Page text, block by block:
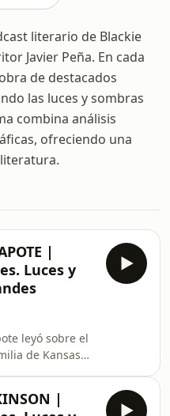
literario de Blackie
Javier Peña. En cada
de destacados
las luces y sombras
combina análisis
ofreciendo una
|
Luces y
leyó sobre el
de Kansas
la
|